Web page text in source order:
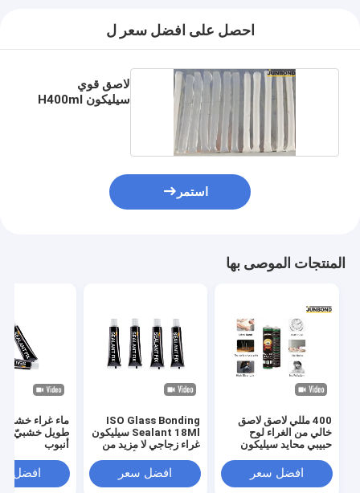
احصل على افضل سعر ل
لاصق قوي
سيليكون H400ml
استمر
المنتجات الموصى بها
400 مللي لاصق لاصق
خالي من الغراء لوح
حبيبي محايد سيليكون
68928-70-1افضل سعر
ISO Glass Bonding
Sealant 18Ml سيليكون
غراء زجاجي لا مزيد من
افضل سعر
طويل خشبيّ
أنبوب
افضل